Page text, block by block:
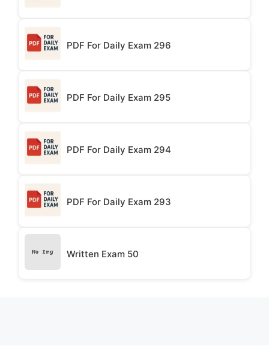
PDF For Daily Exam 296
PDF For Daily Exam 295
PDF For Daily Exam 294
PDF For Daily Exam 293
Written Exam 50